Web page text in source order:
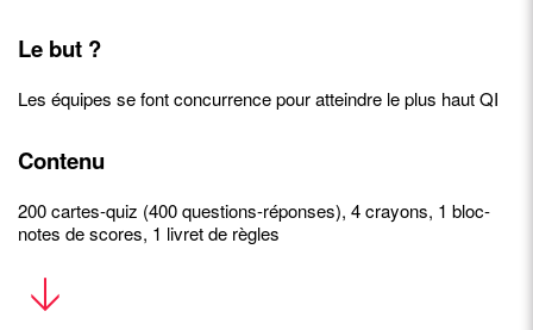
Le but ?
Les équipes se font concurrence pour atteindre le plus haut QI
Contenu
200 cartes-quiz (400 questions-réponses), 4 crayons, 1 bloc-
notes de scores, 1 livret de règles
• Questions intéressantes et anecdotes étonnantes autour